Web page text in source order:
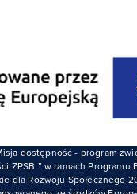
dostępność - program
ZPSB ” w ramach Programu
dla Rozwoju Społecznego